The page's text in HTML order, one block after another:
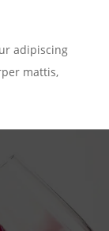
adipiscing
mattis,